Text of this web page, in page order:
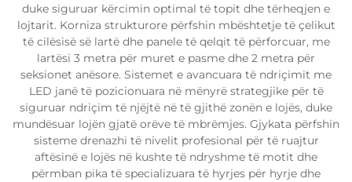
duke siguruar kërcimin optimal të topit dhe tërheqjen e
lojtarit. Korniza strukturore përfshin mbështetje të çelikut
të cilësisë së lartë dhe panele të qelqit të përforcuar, me
lartësi 3 metra për muret e pasme dhe 2 metra për
seksionet anësore. Sistemet e avancuara të ndriçimit me
LED janë të pozicionuara në mënyrë strategjike për të
siguruar ndriçim të njëjtë në të gjithë zonën e lojës, duke
mundësuar lojën gjatë orëve të mbrëmjes. Gjykata përfshin
sisteme drenazhi të nivelit profesional për të ruajtur
aftësinë e lojës në kushte të ndryshme të motit dhe
përmban pika të specializuara të hyrjes për hyrje dhe